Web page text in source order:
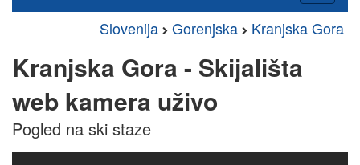
Slovenija Gorenjska Kranjska Gora
Kranjska Gora - Skijališta
web kamera uživo
Pogled na ski staze